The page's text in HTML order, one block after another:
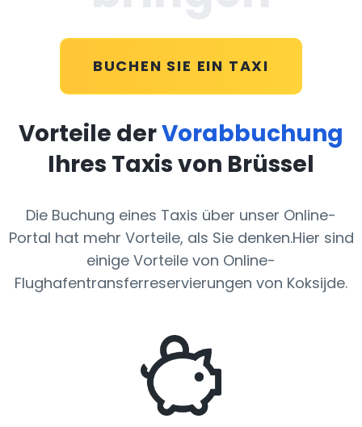
BUCHEN SIE EIN TAXI
Vorteile derVorabbuchung
Ihres Taxis von Brüssel
Die Buchung eines Taxis über unser Online-
Portal hat mehr Vorteile, als Sie denken.Hier sind
einige Vorteile von Online-
Flughafentransferreservierungen von Koksijde.